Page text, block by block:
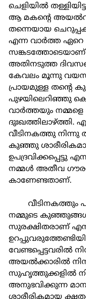
ചെളിയില്‍
ആ മകന്‍റെ
തന്നെയായ
എന്ന വാര്‍ത്ത ഏറെ
സങ്കടത്തോടെയാണ്
അതിനടുത്ത
കേവലം മൂന്നു വയസു
പ്രായമുള്ള തന്‍റെ
പുഴയിലെറിഞ്ഞു
വാര്‍ത്തയും
ദുഃഖത്തിലാഴ്ത്തി.
വീടിനകത്തു നിന്നു
കുഞ്ഞു
ഉപദ്രവിക്കപ്പെട്ടു
നമ്മള്‍ അതീവ
കാണേണ്ടതാണ്.
നമ്മുടെ കുഞ്ഞുങ്ങള്‍
സുരക്ഷിതരാണ്
വേണ്ടപ്പെട്ടവരില്‍
അയല്‍ക്കാരില്‍
സുഹൃത്തുക്കളില്‍
അനുഭവിക്കുന്ന
ശാരീരികമായ